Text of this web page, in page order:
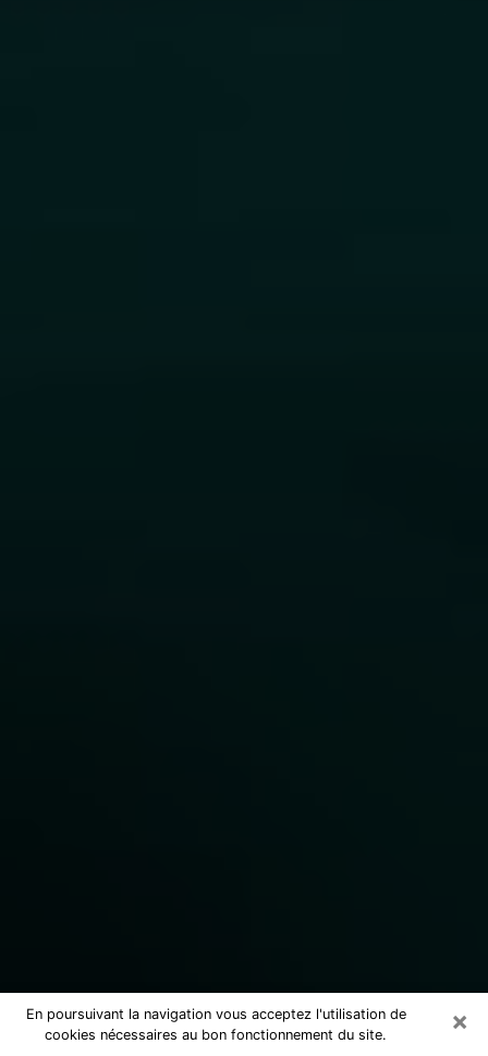
×
En poursuivant la navigation vous acceptez l'utilisation de
cookies nécessaires au bon fonctionnement du site.